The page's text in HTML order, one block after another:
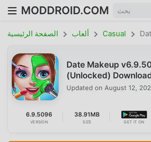
MODDROID.COM
الصفحة الرئيسية ألعاب Casual
Date Makeup
(Unlocked)
Updated on August 12,
6.9.5096
VERSION
38.91MB
SIZE GET IT ON